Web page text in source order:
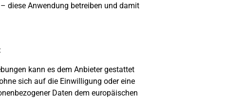
diese Anwendung betreiben und damit
kann es dem Anbieter gestattet
sich auf die Einwilligung oder eine
Daten dem europäischen